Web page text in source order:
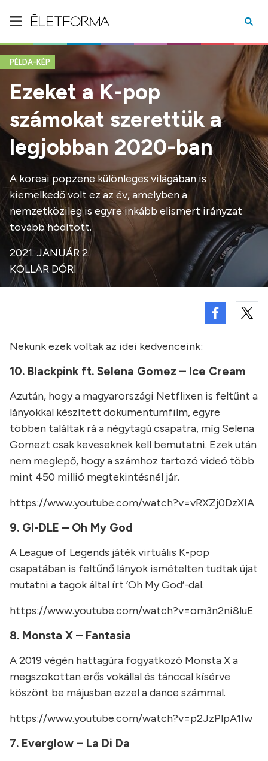
PÉLDA-KÉP
Ezeket a K-pop
számokat szerettük a
legjobban 2020-ban
A koreai popzene különleges világában is
kiemelkedő volt ez az év, amelyben a
nemzetközileg is egyre inkább elismert irányzat
tovább hódított.
2021. JANUÁR 2.
KOLLÁR DÓRI
Nekünk ezek voltak az idei kedvenceink:
10. Blackpink ft. Selena Gomez – Ice Cream
Azután, hogy a magyarországi Netflixen is feltűnt a
lányokkal készített dokumentumfilm, egyre
többen találtak rá a négytagú csapatra, míg Selena
Gomezt csak keveseknek kell bemutatni. Ezek után
nem meglepő, hogy a számhoz tartozó videó több
mint 450 millió megtekintésnél jár.
https://www.youtube.com/watch?v=vRXZj0DzXIA
9. GI-DLE – Oh My God
A League of Legends játék virtuális K-pop
csapatában is feltűnő lányok ismételten tudtak újat
mutatni a tagok által írt ’Oh My God’-dal.
https://www.youtube.com/watch?v=om3n2ni8luE
8. Monsta X – Fantasia
A 2019 végén hattagúra fogyatkozó Monsta X a
megszokottan erős vokállal és tánccal kísérve
köszönt be májusban ezzel a dance számmal.
https://www.youtube.com/watch?v=p2JzPlpA1Iw
7. Everglow – La Di Da